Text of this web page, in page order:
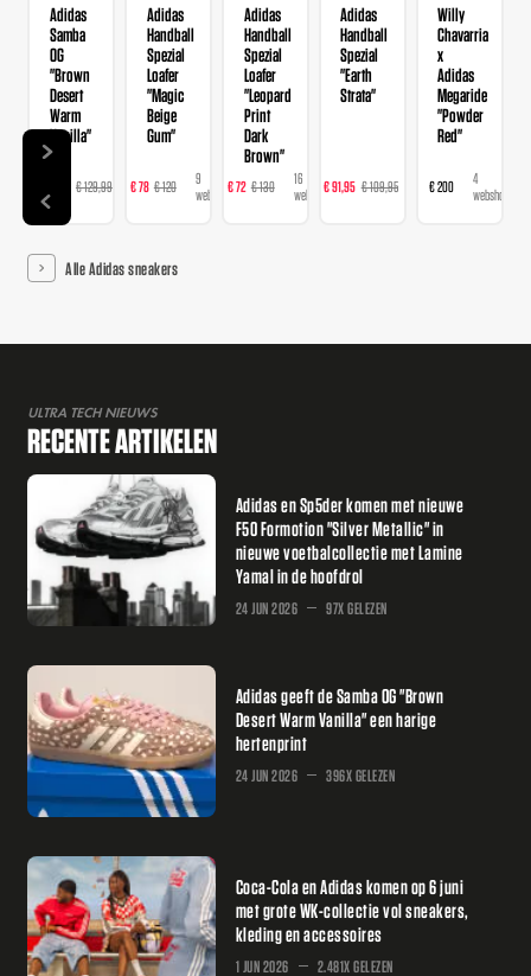
Adidas
Samba
OG
"Brown
Desert
Warm
Vanilla"
€ 129,99
14
webshops
Adidas
Handball
Spezial
Loafer
"Magic
Beige
Gum"
€ 78 € 120
9
webshops
Adidas
Handball
Spezial
Loafer
"Leopard
Print
Dark
Brown"
€ 72 € 130
16
webshops
Adidas
Handball
Spezial
"Earth
Strata"
€ 91,95 € 109,95
webshops
Willy
Chavarria
x
Adidas
Megaride
"Powder
Red"
€ 200
4
webshops
Alle Adidas sneakers
ULTRA TECH NIEUWS
RECENTE ARTIKELEN
Adidas en Sp5der komen met nieuwe
F50 Formotion "Silver Metallic" in
nieuwe voetbalcollectie met Lamine
Yamal in de hoofdrol
24 JUN 2026 97X GELEZEN
Adidas geeft de Samba OG "Brown
Desert Warm Vanilla" een harige
hertenprint
24 JUN 2026 396X GELEZEN
Coca-Cola en Adidas komen op 6 juni
met grote WK-collectie vol sneakers,
kleding en accessoires
1 JUN 2026 2.481X GELEZEN